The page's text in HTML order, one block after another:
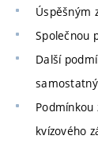
Úspěšným
Společnou
Další
kvízového